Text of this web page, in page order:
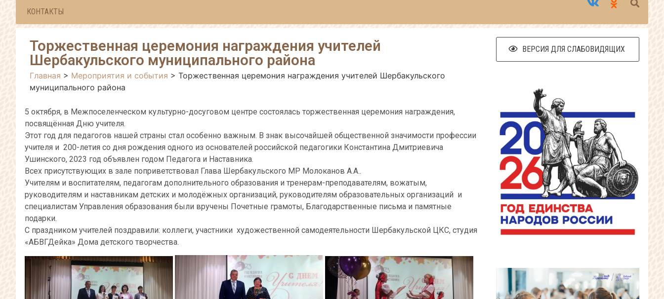
КОНТАКТЫ
Торжественная церемония награждения учителей
Шербакульского муниципального района
Главная > Мероприятия и события > Торжественная церемония награждения учителей Шербакульского
муниципального района
5 октября, в Межпоселенческом культурно-досуговом центре состоялась торжественная церемония награждения,
посвящённая Дню учителя.
Этот год для педагогов нашей страны стал особенно важным. В знак высочайшей общественной значимости профессии
учителя и 200-летия со дня рождения одного из основателей российской педагогики Константина Дмитриевича
Ушинского, 2023 год объявлен годом Педагога и Наставника.
Всех присутствующих в зале поприветствовал Глава Шербакульского МР Молоканов А.А..
Учителям и воспитателям, педагогам дополнительного образования и тренерам-преподавателям, вожатым,
руководителям и наставникам детских и молодёжных организаций, руководителям образовательных организаций и
специалистам Управления образования были вручены Почетные грамоты, Благодарственные письма и памятные
подарки.
С праздником учителей поздравили: коллеги, участники художественной самодеятельности Шербакульской ЦКС, студия
«АБВГДейка» Дома детского творчества.
ВЕРСИЯ ДЛЯ СЛАБОВИДЯЩИХ